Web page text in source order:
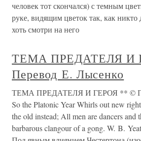
человек тот скончался) с темным
руке, видящим цветок так, как никто
хоть смотри на него
ТЕМА ПРЕДАТЕЛЯ И
Перевод Е. Лысенко
ТЕМА ПРЕДАТЕЛЯ И ГЕРОЯ ** ©
So the Platonic Year Whirls out new
the old instead; All men are dancers and
barbarous clangour of a gong. W. B.